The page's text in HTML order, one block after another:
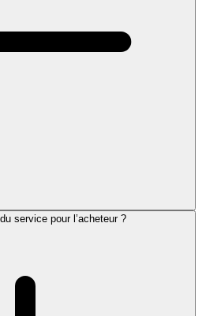
service pour l’acheteur ?